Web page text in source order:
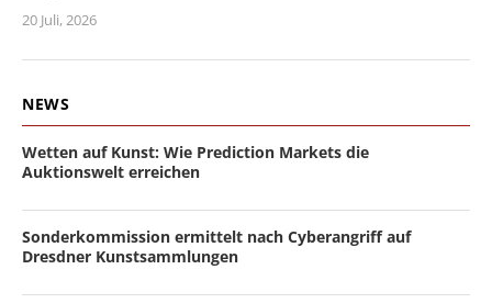
20 Juli, 2026
NEWS
Wetten auf Kunst: Wie Prediction Markets die
Auktionswelt erreichen
Sonderkommission ermittelt nach Cyberangriff auf
Dresdner Kunstsammlungen